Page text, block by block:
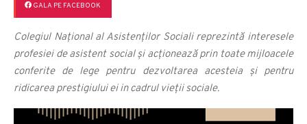
GALA PE FACEBOOK
Colegiul Național al Asistenților Sociali reprezintă interesele
profesiei de asistent social și acționează prin toate mijloacele
conferite de lege pentru dezvoltarea acesteia și pentru
ridicarea prestigiului ei in cadrul vieții sociale.